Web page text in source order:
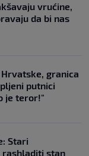
vrućine,
da bi nas
granica
putnici
je teror!"
Stari
stan